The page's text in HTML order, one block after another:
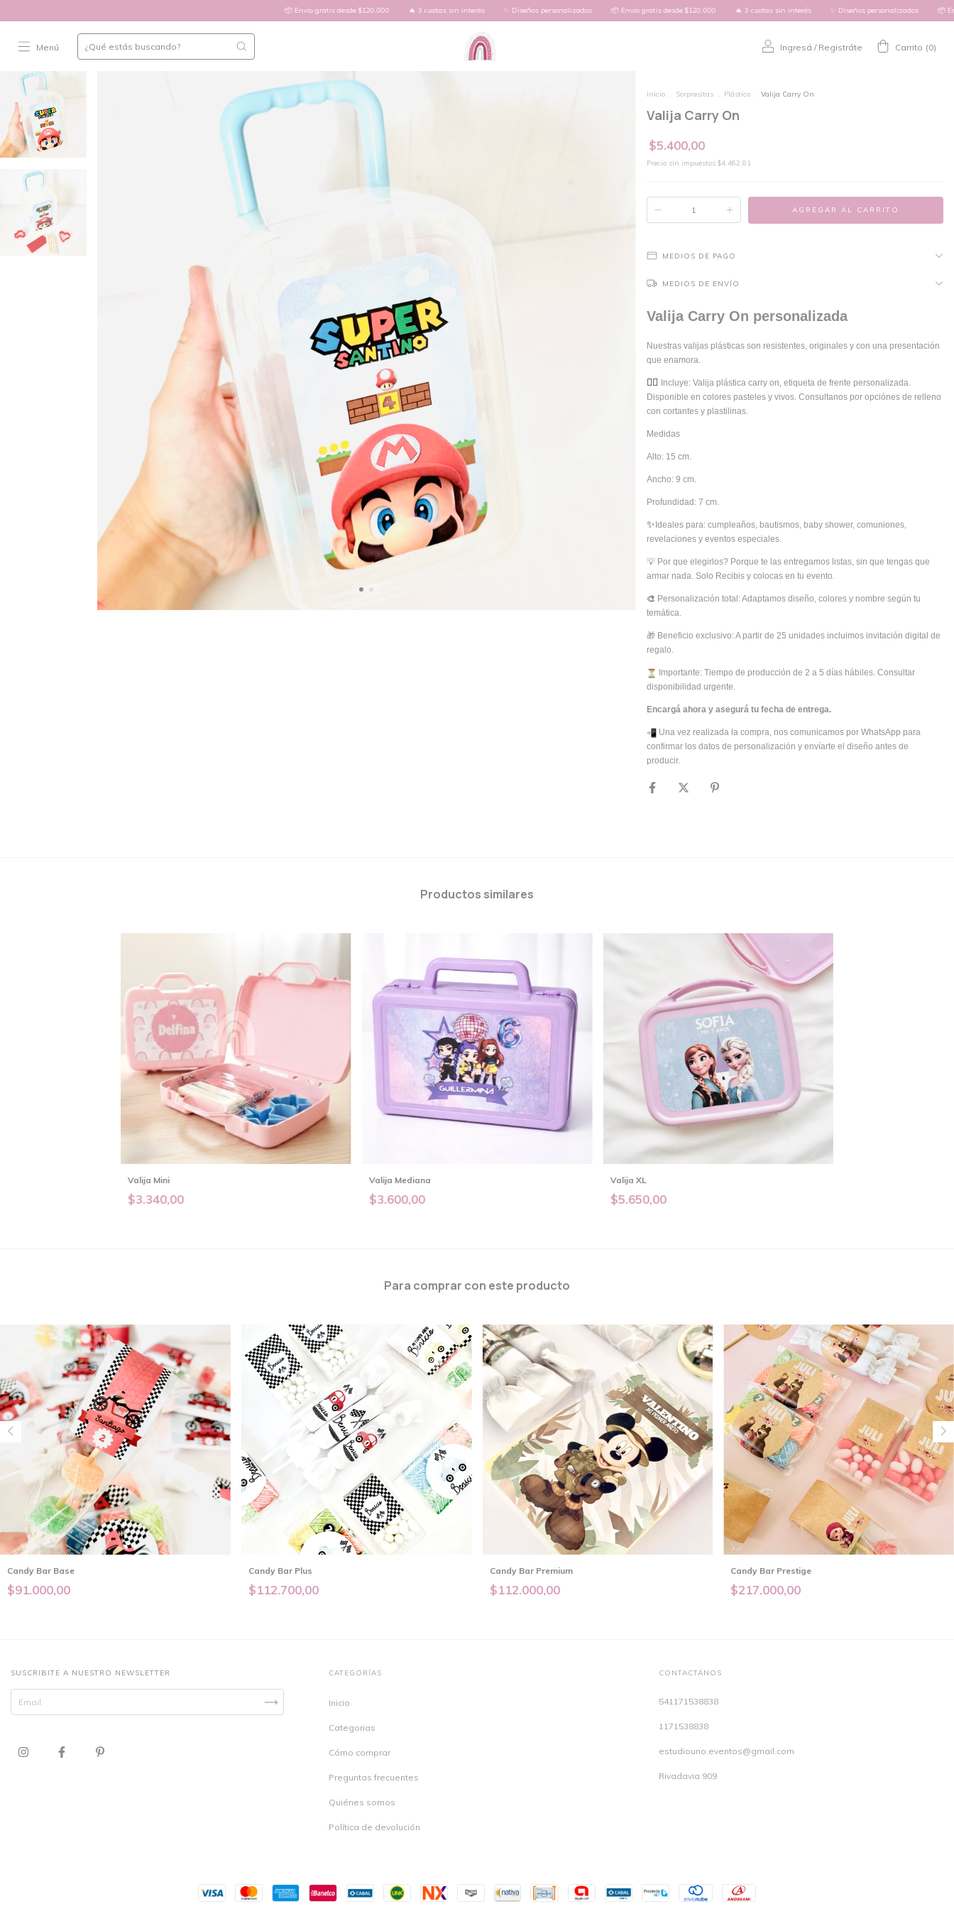
📦 Envío gratis desde $120.000 🔥 3 cuotas sin interés ✨ Diseños personalizados 📦 Envío gratis desde $120.000 🔥 3 cuotas sin interés ✨ Diseños personalizados 📦 Envío gratis
Menú Ingresá / Registráte Carrito (0)
Inicio . Sorpresitas . Plástico . Valija Carry On
Valija Carry On
$5.400,00
Precio sin impuestos $4.462,81
MEDIOS DE PAGO
MEDIOS DE ENVÍO
Valija Carry On personalizada
Nuestras valijas plásticas son resistentes, originales y con una presentación
que enamora.
👉🏻
Incluye: Valija plástica carry on, etiqueta de frente personalizada.
Disponible en colores pasteles y vivos. Consultanos por opciónes de relleno
con cortantes y plastilinas.
Medidas
Alto: 15 cm.
Ancho: 9 cm.
Profundidad: 7 cm.
✨ Ideales para: cumpleaños, bautismos, baby shower, comuniones,
revelaciones y eventos especiales.
💡 Por que elegirlos? Porque te las entregamos listas, sin que tengas que
armar nada. Solo Recibis y colocas en tu evento.
🎨 Personalización total: Adaptamos diseño, colores y nombre según tu
temática.
🎁 Beneficio exclusivo: A partir de 25 unidades incluimos invitación digital de
regalo.
Importante: Tiempo de producción de 2 a 5 días hábiles. Consultar
disponibilidad urgente.
Encargá ahora y asegurá tu fecha de entrega.
Una vez realizada la compra, nos comunicamos por WhatsApp para
confirmar los datos de personalización y envíarte el diseño antes de
producir.
Productos similares
Valija Mini
$3.340,00
Valija Mediana
$3.600,00
Valija XL
$5.650,00
Para comprar con este producto
Candy Bar Base
$91.000,00
Candy Bar Plus
$112.700,00
Candy Bar Premium
$112.000,00
Candy Bar Prestige
$217.000,00
SUSCRIBITE A NUESTRO NEWSLETTER CATEGORÍAS
Inicio
Categorias
Cómo comprar
Preguntas frecuentes
Quiénes somos
Política de devolución
CONTACTÁNOS
541171538838
1171538838
estudiouno.eventos@gmail.com
Rivadavia 909